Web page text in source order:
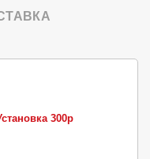
300р